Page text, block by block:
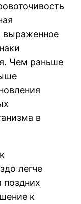
выраженное
Чем раньше
в
легче
поздних
к